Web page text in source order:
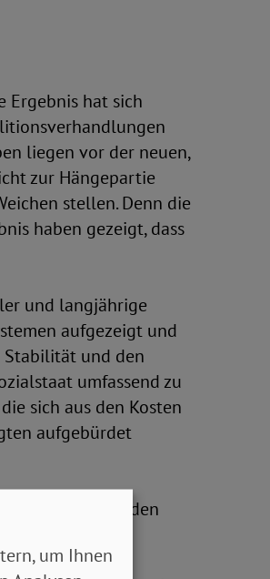
Ergebnis hat sich
liegen vor der neuen,
zur Hängepartie
stellen. Denn die
haben gezeigt, dass
und langjährige
aufgezeigt und
Stabilität und den
umfassend zu
sich aus den Kosten
aufgebürdet
handeln, um den
sich schon im
um Ihnen